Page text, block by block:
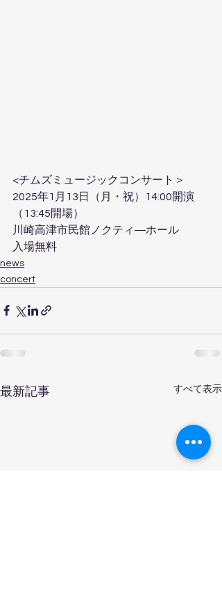
<チムズミュージックコンサート＞
2025年1月13日（月・祝）14:00開演
（13:45開場）
川崎高津市民館ノクティ―ホール
入場無料
news
concert
最新記事 すべて表示